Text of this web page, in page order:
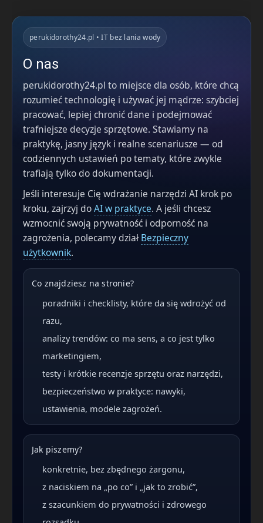
perukidorothy24.pl • IT bez lania wody
O nas
perukidorothy24.pl to miejsce dla osób, które chcą
rozumieć technologię i używać jej mądrze: szybciej
pracować, lepiej chronić dane i podejmować
trafniejsze decyzje sprzętowe. Stawiamy na
praktykę, jasny język i realne scenariusze — od
codziennych ustawień po tematy, które zwykle
trafiają tylko do dokumentacji.
Jeśli interesuje Cię wdrażanie narzędzi AI krok po
kroku, zajrzyj doAI w praktyce. A jeśli chcesz
wzmocnić swoją prywatność i odporność na
zagrożenia, polecamy dział Bezpieczny
użytkownik.
Co znajdziesz na stronie?
poradniki i checklisty, które da się wdrożyć od
razu,
analizy trendów: co ma sens, a co jest tylko
marketingiem,
testy i krótkie recenzje sprzętu oraz narzędzi,
bezpieczeństwo w praktyce: nawyki,
ustawienia, modele zagrożeń.
Jak piszemy?
konkretnie, bez zbędnego żargonu,
z naciskiem na „po co” i „jak to zrobić”,
z szacunkiem do prywatności i zdrowego